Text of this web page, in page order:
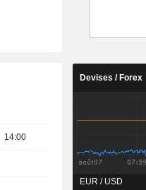
14:00
Devises / Forex
EUR / USD